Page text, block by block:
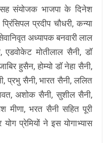
सह संयोजक भाजपा के दिनेश
प्रदीप चौधरी, कन्या
अध्यापक बनवारी लाल
एडवोकेट मोतीलाल सैनी, डॉ
हुसैन, होम्यो डॉ नेहा सैनी,
प्रभु सैनी, भारत सैनी, ललित
अशोक सैनी, सुशील सैनी,
मीणा, भरत सैनी सहित पूरी
योग प्रेमियों ने इस योगाभ्यास